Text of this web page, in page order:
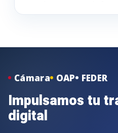
Cámara OAP FEDER
Impulsamos tu
digital